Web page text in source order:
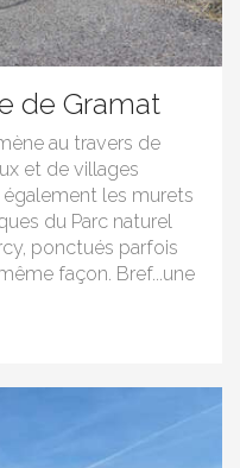
de Gramat
au travers de
et de villages
les murets
du Parc naturel
ponctués parfois
façon. Bref...une